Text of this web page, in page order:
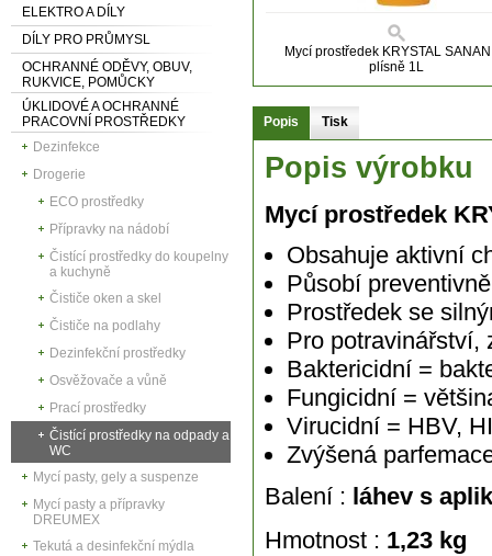
ELEKTRO A DÍLY
DÍLY PRO PRŮMYSL
OCHRANNÉ ODĚVY, OBUV,
RUKVICE, POMŮCKY
ÚKLIDOVÉ A OCHRANNÉ
PRACOVNÍ PROSTŘEDKY
Dezinfekce
Drogerie
ECO prostředky
Přípravky na nádobí
Čistící prostředky do koupelny
a kuchyně
Čističe oken a skel
Čističe na podlahy
Dezinfekční prostředky
Osvěžovače a vůně
Prací prostředky
Čistící prostředky na odpady a
WC
Mycí pasty, gely a suspenze
Mycí pasty a přípravky
DREUMEX
Tekutá a desinfekční mýdla
Mycí prostředek KRYSTAL
plísně 1L
Popis Tisk
Popis výrobku
Mycí prostředek
Obsahuje aktivní
Působí
Prostředek se
Pro potravinářství,
Baktericidní =
Fungicidní =
Virucidní = HBV,
Zvýšená
Balení : láhev s
Hmotnost : 1,23 kg